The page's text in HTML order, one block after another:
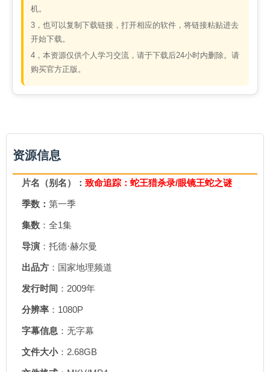
机。
3，也可以复制下载链接，打开相应的软件，将链接粘贴进去
开始下载。
4，本资源仅供个人学习交流，请于下载后24小时内删除。请
购买官方正版。
资源信息
片名（别名）： 致命追踪：蛇王猎杀录/眼镜王蛇之谜
季数： 第一季
集数 ：全1集
导演 ：托德·赫尔曼
出品方 ：国家地理频道
发行时间 ：2009年
分辨率 ：1080P
字幕信息 ：无字幕
文件大小：2.68GB